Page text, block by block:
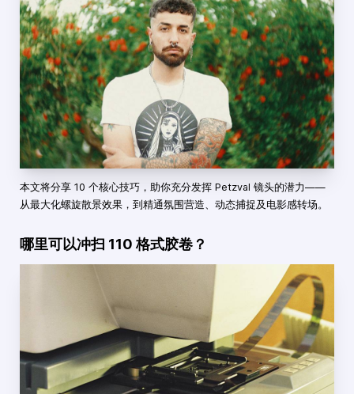
本文将分享 10 个核心技巧，助你充分发挥 Petzval 镜头的潜力——
从最大化螺旋散景效果，到精通氛围营造、动态捕捉及电影感转场。
哪里可以冲扫 110 格式胶卷？